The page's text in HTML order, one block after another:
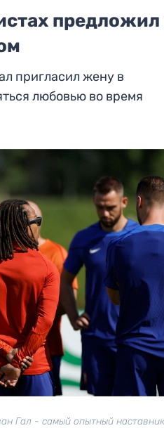
предложил
пригласил жену в
любовью во время
Гал - самый опытный